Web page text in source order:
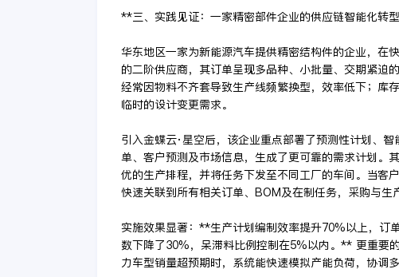
**三、实践见证：一家精密部件企业的供应链智能化转
华东地区一家为新能源汽车提供精密结构件的企业，在
的二阶供应商，其订单呈现多品种、小批量、交期紧迫
经常因物料不齐套导致生产线频繁换型，效率低下；库
临时的设计变更需求。
引入金蝶云·星空后，该企业重点部署了预测性计划、
单、客户预测及市场信息，生成了更可靠的需求计划。
优的生产排程，并将任务下发至不同工厂的车间。当客
快速关联到所有相关订单、BOM及在制任务，采购与生
实施效果显著：**生产计划编制效率提升70%以上，订
数下降了30%，呆滞料比例控制在5%以内。** 更重要
力车型销量超预期时，系统能快速模拟产能负荷，协调